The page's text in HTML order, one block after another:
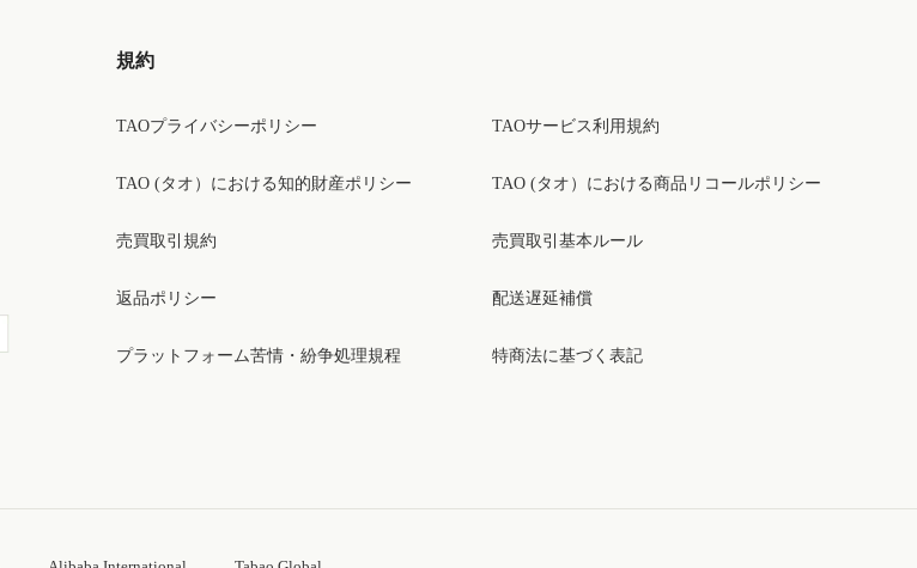
規約
TAOプライバシーポリシー
TAO (タオ）における知的財産ポリシー
売買取引規約
返品ポリシー
プラットフォーム苦情・紛争処理規程
TAOサービス利用規約
TAO (タオ）における商品リコールポリシー
売買取引基本ルール
配送遅延補償
特商法に基づく表記